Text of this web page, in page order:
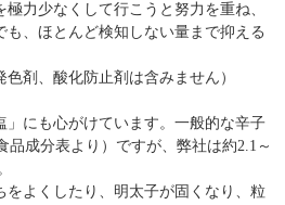
力少なくして行こうと努力を重ね、
、ほとんど検知しない量まで抑える
色剤、酸化防止剤は含みません）
」にも心がけています。一般的な辛子
品成分表より）ですが、弊社は約2.1～
をよくしたり、明太子が固くなり、粒